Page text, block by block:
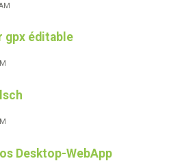
gpx éditable
Desktop-WebApp